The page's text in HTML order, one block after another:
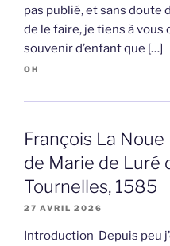
pas publié, et sans doute
de le faire, je tiens à
souvenir d’enfant que […]
OH
François La
de Marie de Luré
Tournelles, 1585
27 AVRIL 2026
Introduction Depuis peu